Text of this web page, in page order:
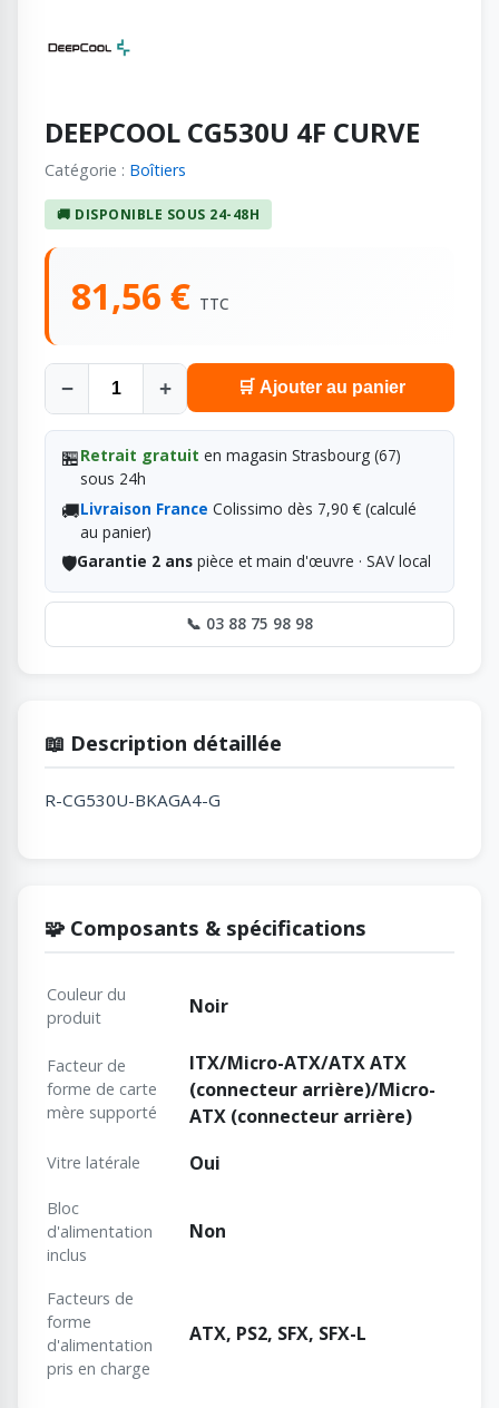
DEEPCOOL CG530U 4F CURVE
Catégorie : Boîtiers
🚚 DISPONIBLE SOUS 24-48H
81,56 € TTC
− + 🛒 Ajouter au panier
🏪Retrait gratuit en magasin Strasbourg (67)
sous 24h
🚚Livraison France Colissimo dès 7,90 € (calculé
au panier)
🛡️Garantie 2 anspièce et main d'œuvre · SAV local
📞 03 88 75 98 98
📖 Description détaillée
R-CG530U-BKAGA4-G
🧩 Composants & spécifications
Couleur du
produit
Noir
Facteur de
forme de carte
mère supporté
ITX/Micro-ATX/ATX ATX
(connecteur arrière)/Micro-
ATX (connecteur arrière)
Vitre latérale Oui
Bloc
d'alimentation
inclus
Non
Facteurs de
forme
d'alimentation
pris en charge
ATX, PS2, SFX, SFX-L